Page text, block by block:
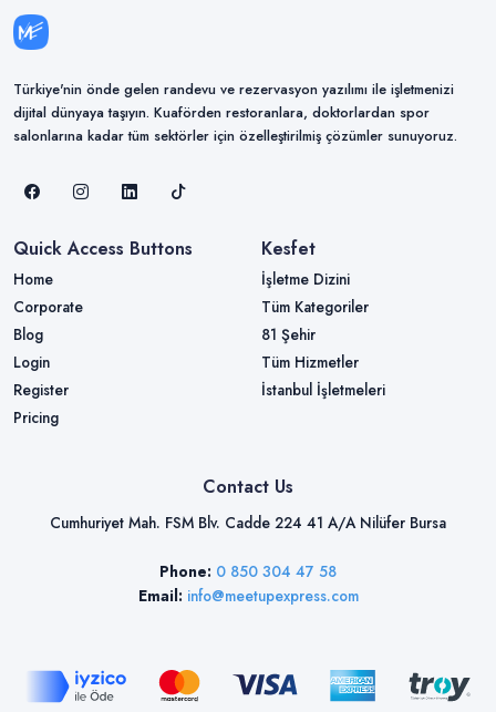
Türkiye'nin önde gelen randevu ve rezervasyon yazılımı ile işletmenizi
dijital dünyaya taşıyın. Kuaförden restoranlara, doktorlardan spor
salonlarına kadar tüm sektörler için özelleştirilmiş çözümler sunuyoruz.
Quick Access Buttons
Home
Corporate
Blog
Login
Register
Pricing
Kesfet
İşletme Dizini
Tüm Kategoriler
81 Şehir
Tüm Hizmetler
İstanbul İşletmeleri
Contact Us
Cumhuriyet Mah. FSM Blv. Cadde 224 41 A/A Nilüfer Bursa
Phone: 0 850 304 47 58
Email: info@meetupexpress.com